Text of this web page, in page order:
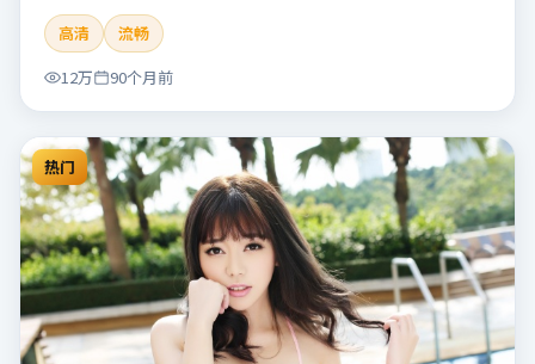
奇观与友情并行，带来沉浸式探险体验。本片适合检索「远
行纸上」「黄建新」「冒险」「日本」「2019」「2019-02-
07上映」等关键词的影迷阅读简介与主创信息。
高清
流畅
12万
90个月前
热门